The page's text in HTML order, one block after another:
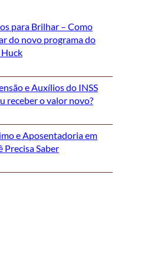
para Brilhar – Como
do novo programa do
e Auxílios do INSS
receber o valor novo?
e Aposentadoria em
Precisa Saber